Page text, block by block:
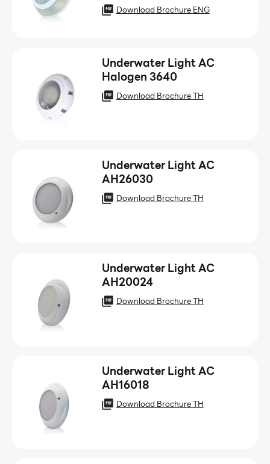
Download Brochure ENG
Underwater Light AC
Halogen 3640
Download Brochure TH
Underwater Light AC
AH26030
Download Brochure TH
Underwater Light AC
AH20024
Download Brochure TH
Underwater Light AC
AH16018
Download Brochure TH